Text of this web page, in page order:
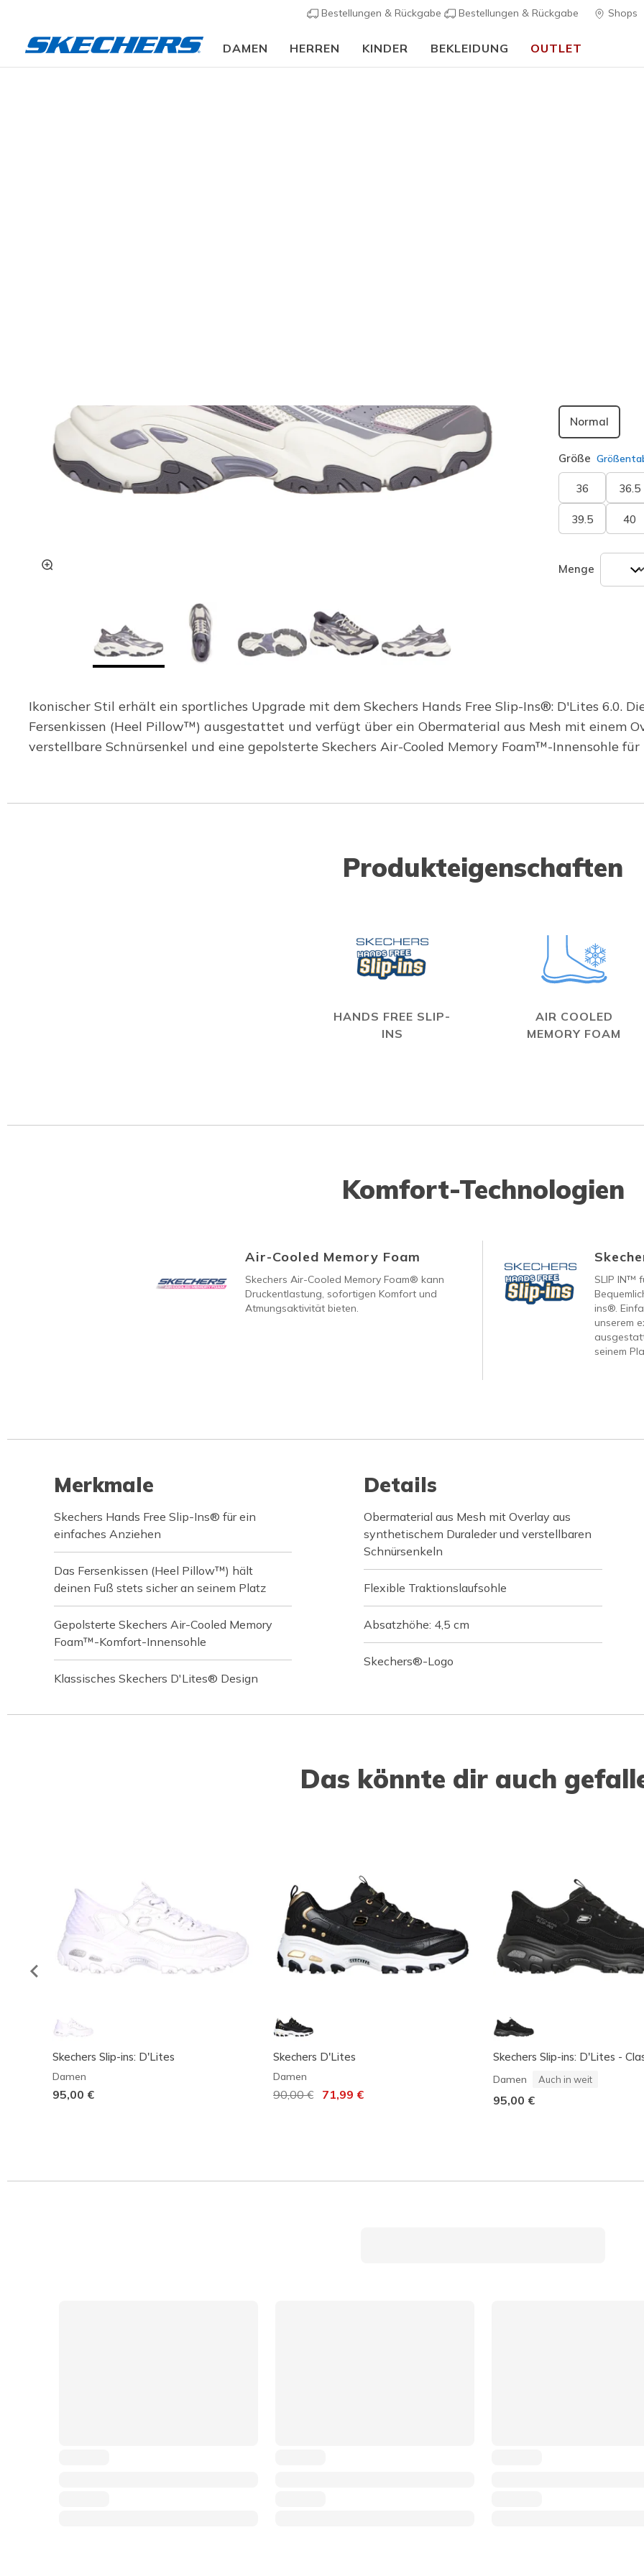
Bestellungen & Rückgabe Bestellungen & Rückgabe Shops
DAMEN HERREN KINDER BEKLEIDUNG OUTLET
Normal
Größe
36 36.5
39.5 40
Menge
Ikonischer Stil erhält ein sportliches Upgrade mit dem Skechers Hands Free Slip-Ins®: D'Lites 6.0.
Fersenkissen (Heel Pillow™) ausgestattet und verfügt über ein Obermaterial aus Mesh mit einem
verstellbare Schnürsenkel und eine gepolsterte Skechers Air-Cooled Memory Foam™-Innensohle
Produkteigenschaften
HANDS FREE SLIP-
INS
AIR COOLED
MEMORY FOAM
Komfort-Technologien
Air-Cooled Memory Foam
Skechers Air-Cooled Memory Foam® kann
Druckentlastung, sofortigen Komfort und
Atmungsaktivität bieten.
SLIP IN™
ins®.
unserem
seinem
Merkmale
Skechers Hands Free Slip-Ins® für ein
einfaches Anziehen
Das Fersenkissen (Heel Pillow™) hält
deinen Fuß stets sicher an seinem Platz
Gepolsterte Skechers Air-Cooled Memory
Foam™-Komfort-Innensohle
Klassisches Skechers D'Lites® Design
Details
Obermaterial aus Mesh mit Overlay aus
synthetischem Duraleder und verstellbaren
Schnürsenkeln
Flexible Traktionslaufsohle
Absatzhöhe: 4,5 cm
Skechers®-Logo
Das könnte dir auch
Skechers Slip-ins: D'Lites
Damen
95,00 €
Skechers D'Lites
Damen
Reduziert von
90,00 €auf71,99 €
Skechers Slip-ins: D'Lites -
Damen Auch in weit
95,00 €